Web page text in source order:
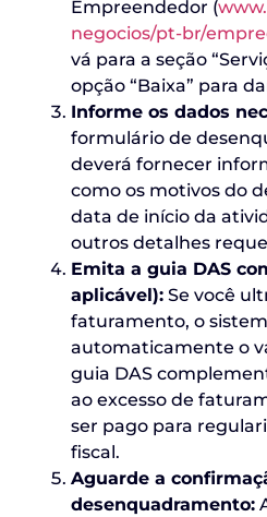
Empreendedor (
negocios/pt-br/
vá para a seção
opção “Baixa” para
Informe os dados
formulário de
deverá fornecer
como os motivos do
data de início da
outros detalhes
Emita a guia DAS
aplicável): Se você
faturamento, o
automaticamente o
guia DAS
ao excesso de
ser pago para
fiscal.
Aguarde a
desenquadramento: